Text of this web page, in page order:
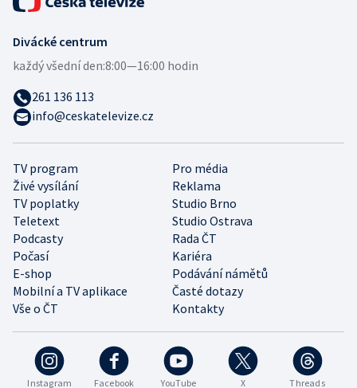
Instagram Facebook YouTube X Threads
TV program
Pro média
Živé vysílání
Reklama
TV poplatky
Studio Brno
Teletext
Studio Ostrava
Podcasty
Rada ČT
Počasí
Kariéra
E-shop
Podávání námětů
Mobilní a TV aplikace
Časté dotazy
Vše o ČT
Kontakty
Divácké centrum
každý všední den:8:00—16:00 hodin
261 136 113
info@ceskatelevize.cz